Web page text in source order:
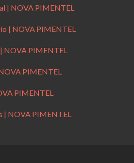
| NOVA PIMENTEL
| NOVA PIMENTEL
NOVA PIMENTEL
PIMENTEL
PIMENTEL
| NOVA PIMENTEL